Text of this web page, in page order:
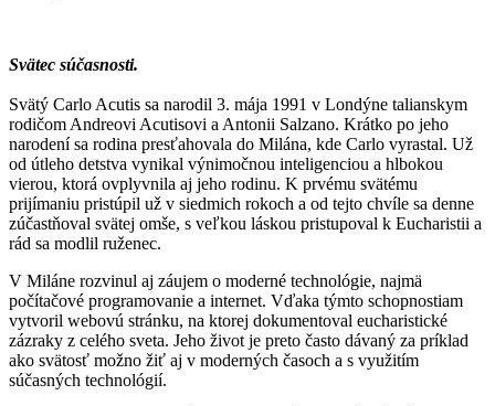
Svätec súčasnosti.
Svätý Carlo Acutis sa narodil 3. mája 1991 v Londýne talianskym
rodičom Andreovi Acutisovi a Antonii Salzano. Krátko po jeho
narodení sa rodina presťahovala do Milána, kde Carlo vyrastal. Už
od útleho detstva vynikal výnimočnou inteligenciou a hlbokou
vierou, ktorá ovplyvnila aj jeho rodinu. K prvému svätému
prijímaniu pristúpil už v siedmich rokoch a od tejto chvíle sa denne
zúčastňoval svätej omše, s veľkou láskou pristupoval k Eucharistii a
rád sa modlil ruženec.
V Miláne rozvinul aj záujem o moderné technológie, najmä
počítačové programovanie a internet. Vďaka týmto schopnostiam
vytvoril webovú stránku, na ktorej dokumentoval eucharistické
zázraky z celého sveta. Jeho život je preto často dávaný za príklad
ako svätosť možno žiť aj v moderných časoch a s využitím
súčasných technológií.